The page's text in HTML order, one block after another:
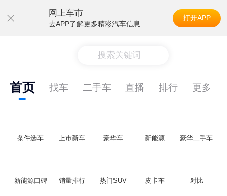
网上车市
去APP了解更多精彩汽车信息
打开APP
搜索关键词
首页 找车 二手车 直播 排行 更多
条件选车 上市新车 豪华车 新能源 豪华二手车
新能源口碑 销量排行 热门SUV 皮卡车 对比